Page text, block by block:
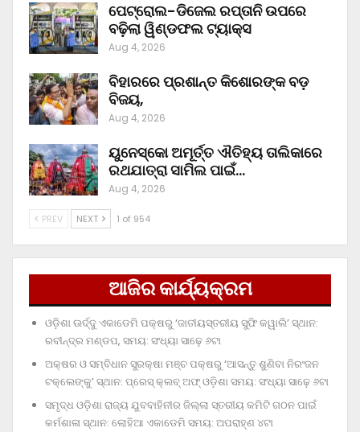
ପେଟ୍ରୋଲ-ଡିଜେଲ ରପ୍ତାନି ଉପରେ
ବଢ଼ିଲା ୱିଣ୍ଡଫଲ ଟ୍ୟାକ୍ସ
Aug 4, 2026
ବିହାରରେ ପ୍ରଶାନ୍ତ କିଶୋରଙ୍କ ବଡ଼
ବିଜୟ,
Aug 4, 2026
ୟୁନେସ୍କୋ ଅମୂର୍ତ୍ତ ଐତିହ୍ୟ ତାଲିକାରେ
ରଥଯାତ୍ରା ସାମିଲ ପାଇଁ…
Aug 4, 2026
PREV NEXT 1 of 954
ଆଜିର କାର୍ଯ୍ୟକ୍ରମ
ଓଡ଼ିଶା ଊର୍ଦ୍ଦୁ ଏକାଡେମି ପକ୍ଷରୁ ‘ଜାତୀୟସ୍ତରୀୟ ସୁଫି କୱାଲି’ ସ୍ଥାନ:
ରବୀନ୍ଦ୍ର ମଣ୍ଡପ, ସମୟ: ସଂଧ୍ୟା ସାଢ଼େ ୬ଟା
ଅକ୍ଷର ଓ ସମ୍ବିଧାନ ସୁରକ୍ଷା ମଞ୍ଚ ପକ୍ଷରୁ ‘ଆସନ୍ତୁ ଶୁଣିବା ନିରଂଜନ
ଟକ୍‌ଲେଙ୍କୁ’ ସ୍ଥାନ: ପ୍ରେସ୍‌ କ୍ଲବ୍‌ ଅଫ୍‌ ଓଡ଼ିଶା ସମୟ: ସଂଧ୍ୟା ସାଢ଼େ ୬ଟା
ସମୃଦ୍ଧ ଓଡ଼ିଶା ରାଜ୍ୟ ଯୁବବାହିନୀର ଜିଲ୍ଲା ସ୍ତରୀୟ କମିଟି ଗଠନ ପାଇଁ
କର୍ମଶାଳା ସ୍ଥାନ: ଲୋହିଆ ଏକାଡେମି ସମୟ: ଅପରାହ୍‌ଣ ୪ଟା